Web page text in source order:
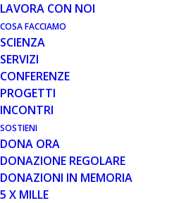
LAVORA CON NOI
COSA FACCIAMO
SCIENZA
SERVIZI
CONFERENZE
PROGETTI
INCONTRI
SOSTIENI
DONA ORA
DONAZIONE REGOLARE
DONAZIONI IN MEMORIA
5 X MILLE
BANDI